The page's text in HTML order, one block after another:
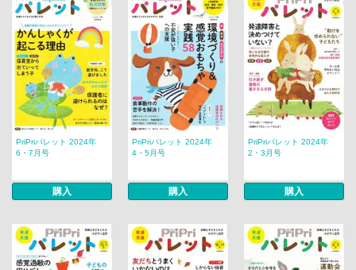
PriPriパレット 2024年
6・7月号
購入
PriPriパレット 2024年
4・5月号
購入
PriPriパレット 2024年
2・3月号
購入